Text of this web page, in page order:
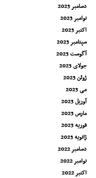
دسامبر 2023
نوامبر 2023
اکتبر 2023
سپتامبر 2023
آگوست 2023
جولای 2023
ژوئن 2023
می 2023
آوریل 2023
مارس 2023
فوریه 2023
ژانویه 2023
دسامبر 2022
نوامبر 2022
اکتبر 2022